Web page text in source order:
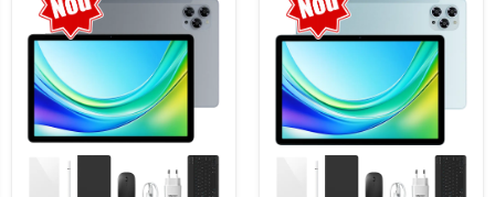
Telefoane mobile Ulefone
Telefoane mobile Unihertz
Telefoane mobile Cubot
Telefoane mobile Blackview
Telefoane mobile OSCAL
Telefoane mobile Fossibot
Aspiratoare Robot si accesorii